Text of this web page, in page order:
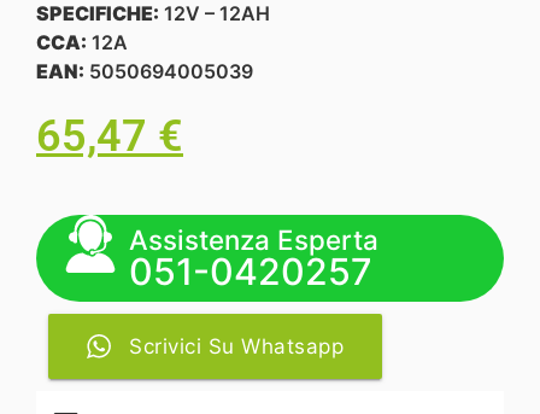
SPECIFICHE: 12V – 12AH
CCA: 12A
EAN: 5050694005039
65,47 €
Assistenza Esperta
051-0420257
Scrivici Su Whatsapp